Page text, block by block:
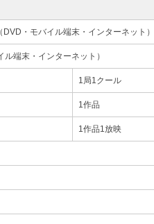
・モバイル端末・インターネット）
端末・インターネット）
1局1クール
1作品
1作品1放映